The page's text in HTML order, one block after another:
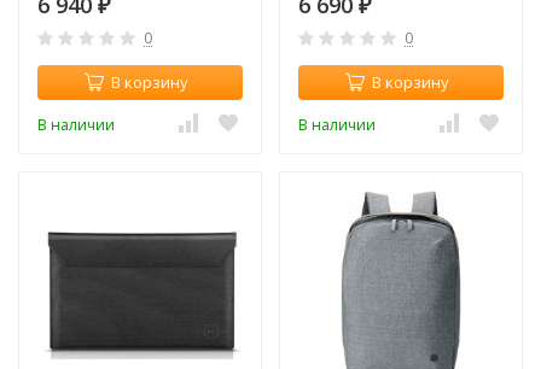
₽
0
В корзину
В наличии
₽
0
В корзину
В наличии